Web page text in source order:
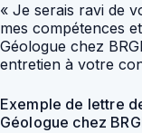
« Je serais ravi de
mes compétences
Géologue chez
entretien à votre
Exemple de lettre
Géologue chez